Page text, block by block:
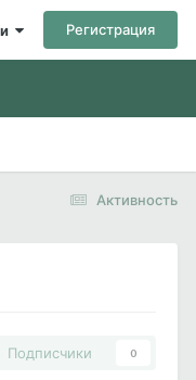
Регистрация
Активность
Подписчики 0